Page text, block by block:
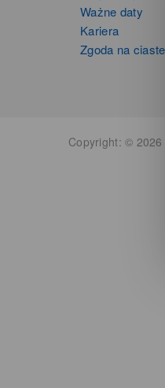
Ważne daty
Kariera
Zgoda na
Copyright: ©